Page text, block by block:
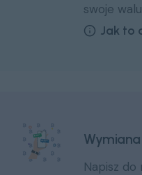
swoje
Jak to
Napisz do